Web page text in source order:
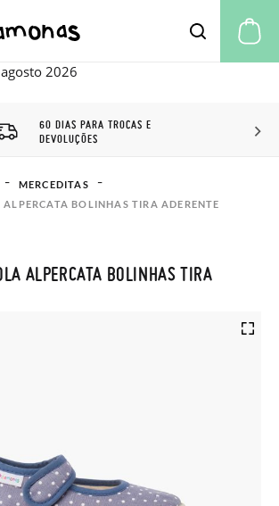
60 DIAS PARA TROCAS E
DEVOLUÇÕES
MERCEDITAS
ALPERCATA BOLINHAS TIRA ADERENTE
ALPERCATA BOLINHAS TIRA